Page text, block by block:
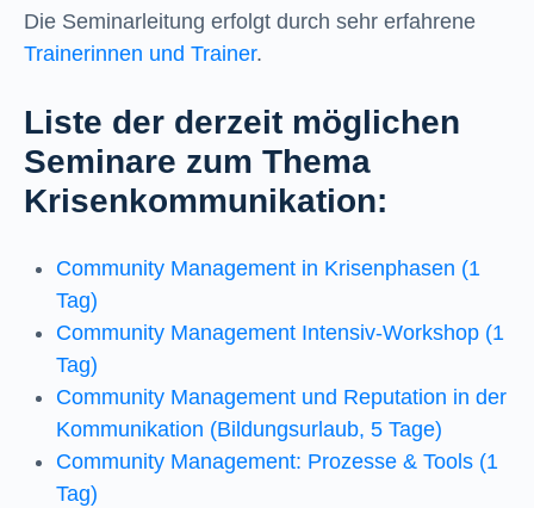
Die Seminarleitung erfolgt durch sehr erfahrene
Trainerinnen und Trainer.
Liste der derzeit möglichen
Seminare zum Thema
Krisenkommunikation:
Community Management in Krisenphasen (1
Tag)
Community Management Intensiv-Workshop (1
Tag)
Community Management und Reputation in der
Kommunikation (Bildungsurlaub, 5 Tage)
Community Management: Prozesse & Tools (1
Tag)